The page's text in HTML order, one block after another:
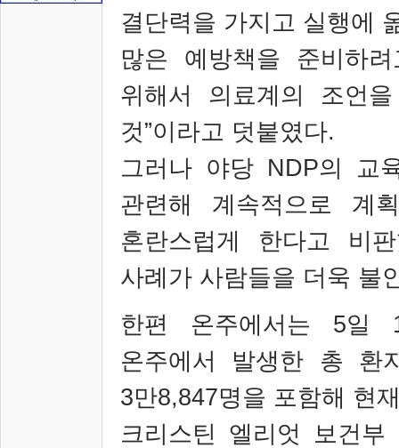
결단력을 가지고 실행에
많은 예방책을 준비하
위해서 의료계의 조언
것”이라고 덧붙였다.
그러나 야당 NDP의 교
관련해 계속적으로 계
혼란스럽게 한다고 비
사례가 사람들을 더욱 불
한편 온주에서는 5일
온주에서 발생한 총 환
3만8,847명을 포함해 현
크리스틴 엘리엇 보건